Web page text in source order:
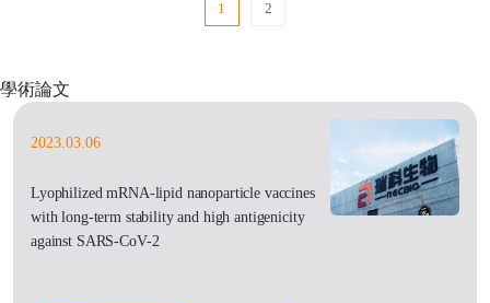
1 2
學術論文
2023.03.06
Lyophilized mRNA-lipid nanoparticle vaccines
with long-term stability and high antigenicity
against SARS-CoV-2